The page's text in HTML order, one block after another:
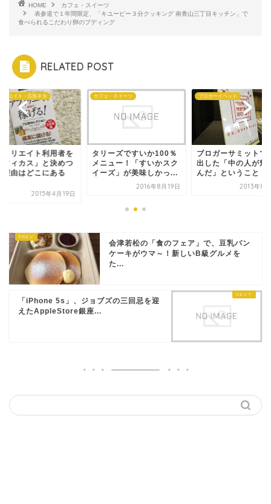
HOME
カフェ・スイーツ
表参道で１年間限定、「キユーピー３分クッキング 南青山三丁目キッチン」で
食べられるこだわり卵のプディング
RELATED POST
リエイト・広告ネタ
ィリエイト利用者を
フィカス」と決めつ
理由はどこにある
2015年4月19日
カフェ・スイーツ
タリーズですいか100％
メニュー！「すいかスク
イーズ」が美味しかっ...
2016年8月19日
ブロガーイベント
ブロガーサミットで
出した「中の人が魅
んだ」ということ #
2013年8
会津若松の「食のフェア」で、豆乳パン
ケーキがウマ～！新しいB級グルメを
た...
「iPhone 5s」、ジョブズの三回忌を迎
えたAppleStore銀座...